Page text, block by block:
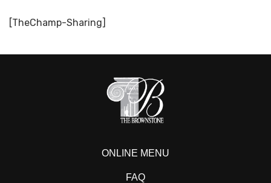
[TheChamp-Sharing]
ONLINE MENU
FAQ